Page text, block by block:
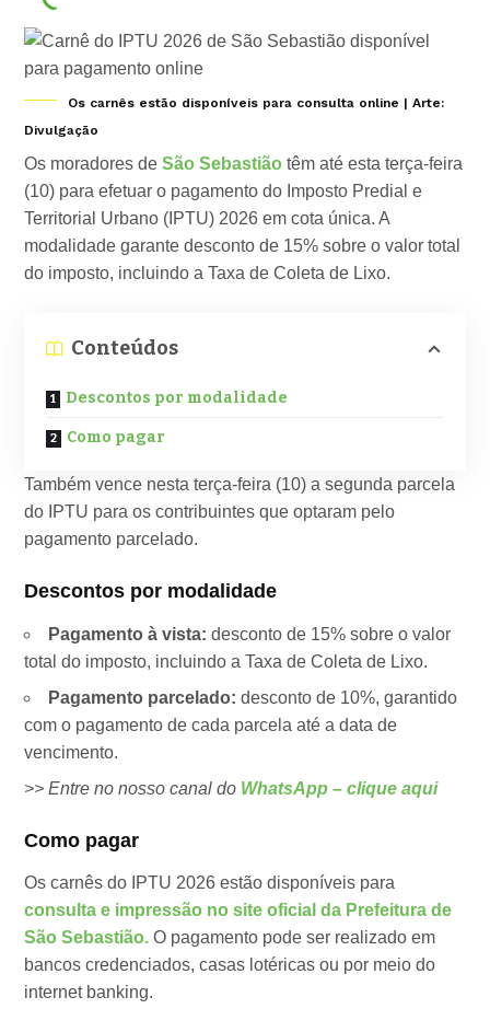
Os carnês estão disponíveis para consulta online | Arte:
Divulgação
Os moradores deSão Sebastião têm até esta terça-feira
(10) para efetuar o pagamento do Imposto Predial e
Territorial Urbano (IPTU) 2026 em cota única. A
modalidade garante desconto de 15% sobre o valor total
do imposto, incluindo a Taxa de Coleta de Lixo.
Conteúdos
Descontos por modalidade
Como pagar
Também vence nesta terça-feira (10) a segunda parcela
do IPTU para os contribuintes que optaram pelo
pagamento parcelado.
Descontos por modalidade
Pagamento à vista: desconto de 15% sobre o valor
total do imposto, incluindo a Taxa de Coleta de Lixo.
Pagamento parcelado: desconto de 10%, garantido
com o pagamento de cada parcela até a data de
vencimento.
>> Entre no nosso canal do WhatsApp – clique aqui
Como pagar
Os carnês do IPTU 2026 estão disponíveis para
consulta e impressão no site oficial da Prefeitura de
São Sebastião. O pagamento pode ser realizado em
bancos credenciados, casas lotéricas ou por meio do
internet banking.